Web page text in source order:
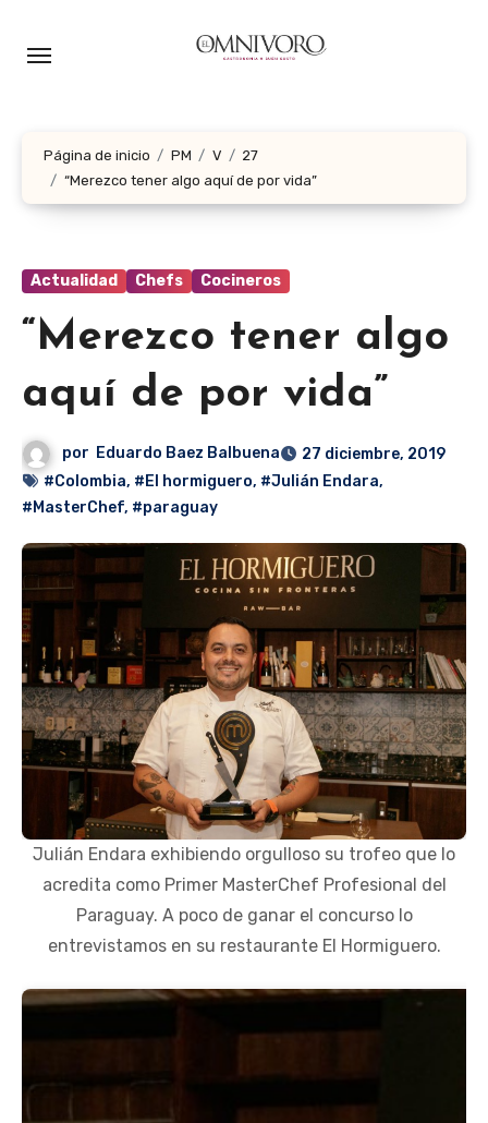
Página de inicio PM V
27
“Merezco tener algo aquí de por vida”
Actualidad Chefs Cocineros
“Merezco tener algo
aquí de por vida”
por Eduardo Baez Balbuena
27 diciembre, 2019
#Colombia, #El hormiguero, #Julián Endara,
#MasterChef, #paraguay
Julián Endara exhibiendo orgulloso su trofeo que lo
acredita como Primer MasterChef Profesional del
Paraguay. A poco de ganar el concurso lo
entrevistamos en su restaurante El Hormiguero.